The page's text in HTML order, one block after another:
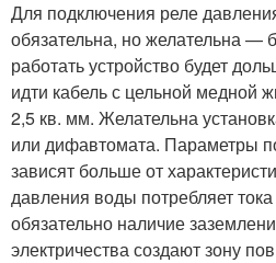
Для подключения реле
обязательна, но желательна —
работать устройство будет
идти кабель с цельной медной
2,5 кв. мм. Желательна
или дифавтомата. Параметры
зависят больше от
давления воды потребляет
обязательно наличие
электричества создают зону